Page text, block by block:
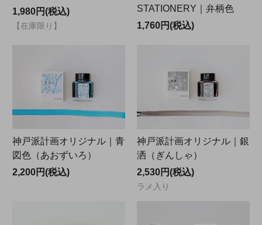
1,980円(税込)
【在庫限り】
STATIONERY｜弁柄色
1,760円(税込)
神戸派計画オリジナル｜青
図色（あおずいろ）
2,200円(税込)
神戸派計画オリジナル｜銀
洒（ぎんしゃ）
2,530円(税込)
ラメ入り